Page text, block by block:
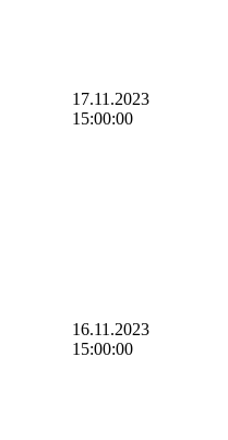
17.11.2023
15:00:00
16.11.2023
15:00:00